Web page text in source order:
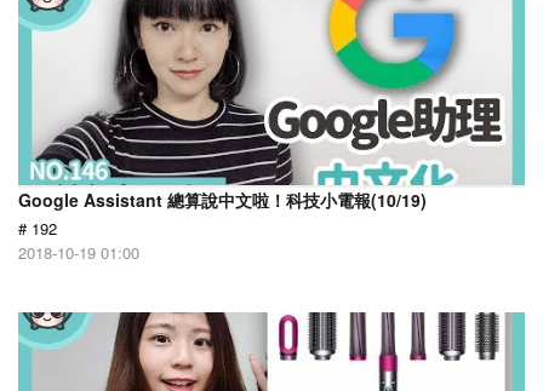
Google Assistant 總算說中文啦！科技小電報(10/19)
# 192
2018-10-19 01:00